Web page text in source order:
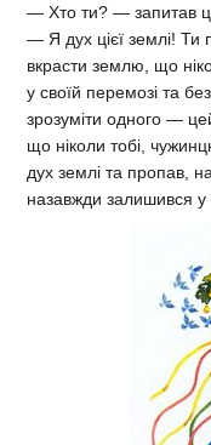
— Хто ти? — запитав
— Я дух цієї землі! Ти
вкрасти землю, що
у своїй перемозі та
зрозуміти одного —
що ніколи тобі,
дух землі та пропав,
назавжди залишився у